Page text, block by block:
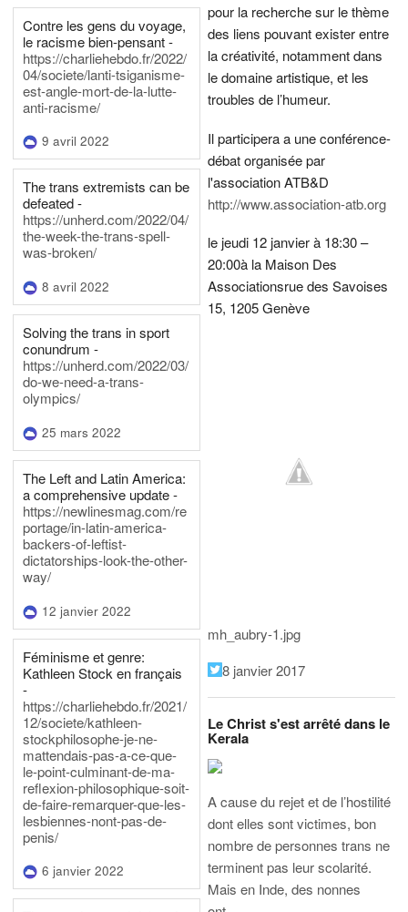
Contre les gens du voyage,
le racisme bien-pensant -
https://charliehebdo.fr/2022/
04/societe/lanti-tsiganisme-
est-angle-mort-de-la-lutte-
anti-racisme/
9 avril 2022
The trans extremists can be
defeated -
https://unherd.com/2022/04/
the-week-the-trans-spell-
was-broken/
8 avril 2022
Solving the trans in sport
conundrum -
https://unherd.com/2022/03/
do-we-need-a-trans-
olympics/
25 mars 2022
The Left and Latin America:
a comprehensive update -
https://newlinesmag.com/re
portage/in-latin-america-
backers-of-leftist-
dictatorships-look-the-other-
way/
12 janvier 2022
Féminisme et genre:
Kathleen Stock en français
-
https://charliehebdo.fr/2021/
12/societe/kathleen-
stockphilosophe-je-ne-
mattendais-pas-a-ce-que-
le-point-culminant-de-ma-
reflexion-philosophique-soit-
de-faire-remarquer-que-les-
lesbiennes-nont-pas-de-
penis/
6 janvier 2022
pour la recherche sur le thème
des liens pouvant exister entre
la créativité, notamment dans
le domaine artistique, et les
troubles de l’humeur.
Il participera a une conférence-
débat organisée par
l'association ATB&D
http://www.association-atb.org
le jeudi 12 janvier à 18:30 –
20:00à la Maison Des
Associationsrue des Savoises
15, 1205 Genève
mh_aubry-1.jpg
8 janvier 2017
Le Christ s'est arrêté dans le
Kerala
A cause du rejet et de l’hostilité
dont elles sont victimes, bon
nombre de personnes trans ne
terminent pas leur scolarité.
Mais en Inde, des nonnes